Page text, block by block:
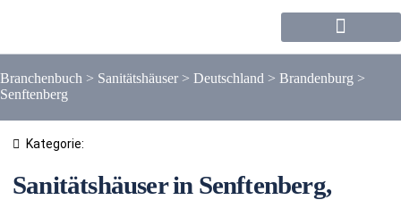
Branchenbuch > Sanitätshäuser > Deutschland > Brandenburg >
Senftenberg
Kategorie:
Sanitätshäuser in Senftenberg,